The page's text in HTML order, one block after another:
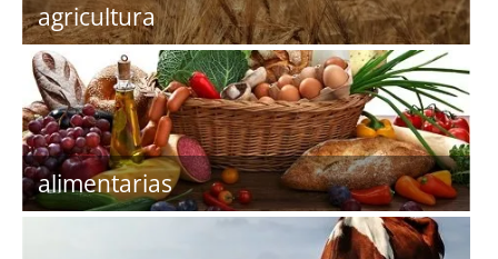
agricultura
alimentarias